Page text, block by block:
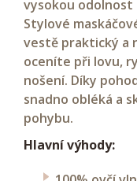
vysokou odolnost
Stylové
vestě praktický a
oceníte při lovu,
nošení. Díky
snadno obléká a
pohybu.
Hlavní výhody: